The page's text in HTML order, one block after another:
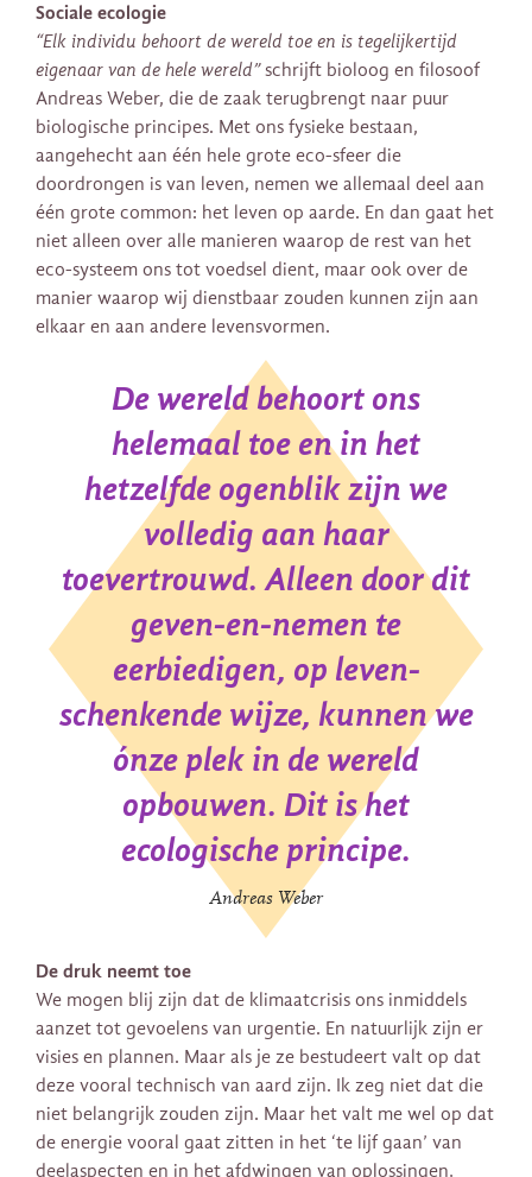
Sociale ecologie
“Elk individu behoort de wereld toe en is tegelijkertijd
eigenaar van de hele wereld”schrijft bioloog en filosoof
Andreas Weber, die de zaak terugbrengt naar puur
biologische principes. Met ons fysieke bestaan,
aangehecht aan één hele grote eco-sfeer die
doordrongen is van leven, nemen we allemaal deel aan
één grote common: het leven op aarde. En dan gaat het
niet alleen over alle manieren waarop de rest van het
eco-systeem ons tot voedsel dient, maar ook over de
manier waarop wij dienstbaar zouden kunnen zijn aan
elkaar en aan andere levensvormen.
De wereld behoort ons
helemaal toe en in het
hetzelfde ogenblik zijn we
volledig aan haar
toevertrouwd. Alleen door dit
geven-en-nemen te
eerbiedigen, op leven-
schenkende wijze, kunnen we
ónze plek in de wereld
opbouwen. Dit is het
ecologische principe.
Andreas Weber
De druk neemt toe
We mogen blij zijn dat de klimaatcrisis ons inmiddels
aanzet tot gevoelens van urgentie. En natuurlijk zijn er
visies en plannen. Maar als je ze bestudeert valt op dat
deze vooral technisch van aard zijn. Ik zeg niet dat die
niet belangrijk zouden zijn. Maar het valt me wel op dat
de energie vooral gaat zitten in het ‘te lijf gaan’ van
deelaspecten en in het afdwingen van oplossingen,